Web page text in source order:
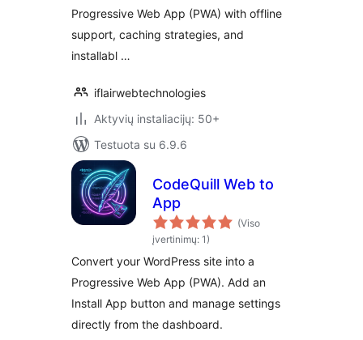
Progressive Web App (PWA) with offline
support, caching strategies, and
installabl …
iflairwebtechnologies
Aktyvių instaliacijų: 50+
Testuota su 6.9.6
CodeQuill Web to
App
(Viso
įvertinimų: 1)
Convert your WordPress site into a
Progressive Web App (PWA). Add an
Install App button and manage settings
directly from the dashboard.